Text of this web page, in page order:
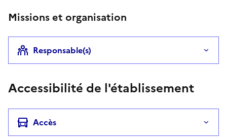
Missions et organisation
Responsable(s)
Accessibilité de l'établissement
Accès